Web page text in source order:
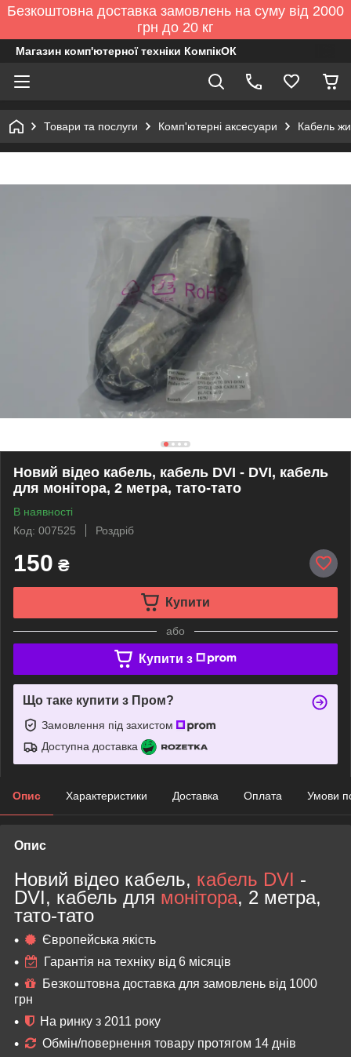
Безкоштовна доставка замовлень на суму від 2000
грн до 20 кг
Магазин комп'ютерної техніки КомпікОК
Товари та послуги Комп'ютерні аксесуари Кабель
Новий відео кабель, кабель DVI - DVI, кабель
для монітора, 2 метра, тато-тато
В наявності
Код: 007525
Роздріб
150 ₴
Купити
або
Купити з
Що таке купити з Пром?
Замовлення під захистом
Доступна доставка
Опис Характеристики Доставка Оплата Умови
Опис
Новий відео кабель, кабель DVI -
DVI, кабель для монітора, 2 метра,
тато-тато
Європейська якість
Гарантія на техніку від 6 місяців
Безкоштовна доставка для замовлень від 1000
грн
На ринку з 2011 року
Обмін/повернення товару протягом 14 днів